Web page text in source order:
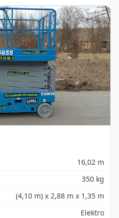
16,02 m
350 kg
(4,10 m) x 2,88 m x 1,35 m
Elektro